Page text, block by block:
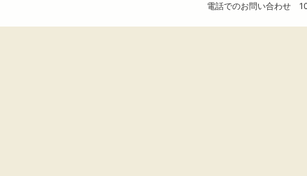
電話でのお問い合わせ